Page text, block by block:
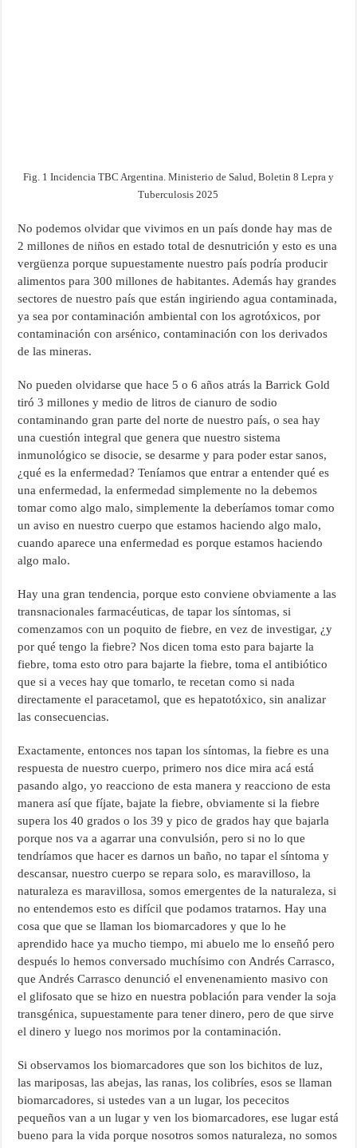
Fig. 1 Incidencia TBC Argentina. Ministerio de Salud, Boletin 8 Lepra y
Tuberculosis 2025
No podemos olvidar que vivimos en un país donde hay mas de
2 millones de niños en estado total de desnutrición y esto es una
vergüenza porque supuestamente nuestro país podría producir
alimentos para 300 millones de habitantes. Además hay grandes
sectores de nuestro país que están ingiriendo agua contaminada,
ya sea por contaminación ambiental con los agrotóxicos, por
contaminación con arsénico, contaminación con los derivados
de las mineras.
No pueden olvidarse que hace 5 o 6 años atrás la Barrick Gold
tiró 3 millones y medio de litros de cianuro de sodio
contaminando gran parte del norte de nuestro país, o sea hay
una cuestión integral que genera que nuestro sistema
inmunológico se disocie, se desarme y para poder estar sanos,
¿qué es la enfermedad? Teníamos que entrar a entender qué es
una enfermedad, la enfermedad simplemente no la debemos
tomar como algo malo, simplemente la deberíamos tomar como
un aviso en nuestro cuerpo que estamos haciendo algo malo,
cuando aparece una enfermedad es porque estamos haciendo
algo malo.
Hay una gran tendencia, porque esto conviene obviamente a las
transnacionales farmacéuticas, de tapar los síntomas, si
comenzamos con un poquito de fiebre, en vez de investigar, ¿y
por qué tengo la fiebre? Nos dicen toma esto para bajarte la
fiebre, toma esto otro para bajarte la fiebre, toma el antibiótico
que si a veces hay que tomarlo, te recetan como si nada
directamente el paracetamol, que es hepatotóxico, sin analizar
las consecuencias.
Exactamente, entonces nos tapan los síntomas, la fiebre es una
respuesta de nuestro cuerpo, primero nos dice mira acá está
pasando algo, yo reacciono de esta manera y reacciono de esta
manera así que fíjate, bajate la fiebre, obviamente si la fiebre
supera los 40 grados o los 39 y pico de grados hay que bajarla
porque nos va a agarrar una convulsión, pero si no lo que
tendríamos que hacer es darnos un baño, no tapar el síntoma y
descansar, nuestro cuerpo se repara solo, es maravilloso, la
naturaleza es maravillosa, somos emergentes de la naturaleza, si
no entendemos esto es difícil que podamos tratarnos. Hay una
cosa que que se llaman los biomarcadores y que lo he
aprendido hace ya mucho tiempo, mi abuelo me lo enseñó pero
después lo hemos conversado muchísimo con Andrés Carrasco,
que Andrés Carrasco denunció el envenenamiento masivo con
el glifosato que se hizo en nuestra población para vender la soja
transgénica, supuestamente para tener dinero, pero de que sirve
el dinero y luego nos morimos por la contaminación.
Si observamos los biomarcadores que son los bichitos de luz,
las mariposas, las abejas, las ranas, los colibríes, esos se llaman
biomarcadores, si ustedes van a un lugar, los pececitos
pequeños van a un lugar y ven los biomarcadores, ese lugar está
bueno para la vida porque nosotros somos naturaleza, no somos